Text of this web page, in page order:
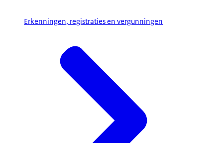
Erkenningen, registraties en vergunningen